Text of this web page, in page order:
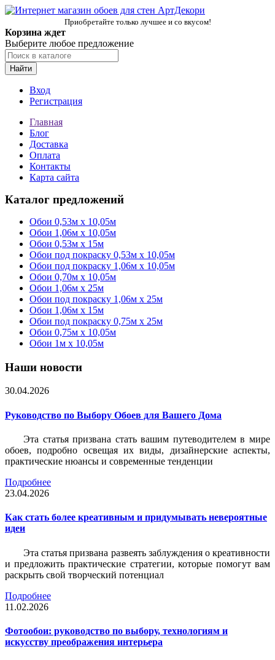
Приобретайте только лучшее и со вкусом!
Корзина ждет
Выберите любое предложение
Найти
Вход
Регистрация
Главная
Блог
Доставка
Оплата
Контакты
Карта сайта
Каталог предложений
Обои 0,53м x 10,05м
Обои 1,06м х 10,05м
Обои 0,53м x 15м
Обои под покраску 0,53м x 10,05м
Обои под покраску 1,06м х 10,05м
Обои 0,70м x 10,05м
Обои 1,06м x 25м
Обои под покраску 1,06м x 25м
Обои 1,06м x 15м
Обои под покраску 0,75м x 25м
Обои 0,75м x 10,05м
Обои 1м х 10,05м
Наши новости
30.04.2026
Руководство по Выбору Обоев для Вашего Дома
Эта статья призвана стать вашим путеводителем в мире
обоев, подробно освещая их виды, дизайнерские аспекты,
практические нюансы и современные тенденции
Подробнее
23.04.2026
Как стать более креативным и придумывать невероятные
идеи
Эта статья призвана развеять заблуждения о креативности
и предложить практические стратегии, которые помогут вам
раскрыть свой творческий потенциал
Подробнее
11.02.2026
Фотообои: руководство по выбору, технологиям и
искусству преображения интерьера